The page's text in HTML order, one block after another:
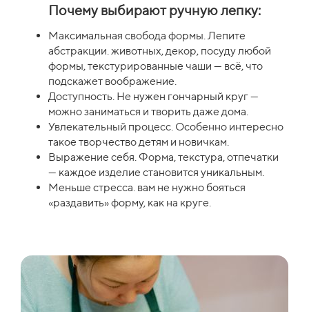
Почему выбирают ручную лепку:
Максимальная свобода формы. Лепите
абстракции. животных, декор, посуду любой
формы, текстурированные чаши — всё, что
подскажет воображение.
Доступность. Не нужен гончарный круг —
можно заниматься и творить даже дома.
Увлекательный процесс. Особенно интересно
такое творчество детям и новичкам.
Выражение себя. Форма, текстура, отпечатки
— каждое изделие становится уникальным.
Меньше стресса. вам не нужно бояться
«раздавить» форму, как на круге.